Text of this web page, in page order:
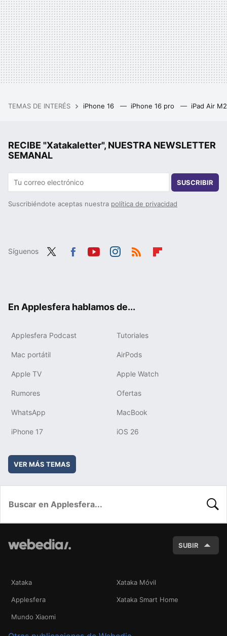
TEMAS DE INTERÉS iPhone 16 iPhone 16 pro iPad Air
RECIBE "Xatakaletter", NUESTRA NEWSLETTER
SEMANAL
SUSCRIBIR
Suscribiéndote aceptas nuestra política de privacidad
Síguenos
En Applesfera hablamos de...
Applesfera Podcast Tutoriales
Mac portátil AirPods
Apple TV Apple Watch
Rumores Ofertas
WhatsApp MacBook
iPhone 17 iOS 26
VER MÁS TEMAS
SUBIR
Xataka Xataka Móvil
Applesfera Xataka Smart Home
Mundo Xiaomi